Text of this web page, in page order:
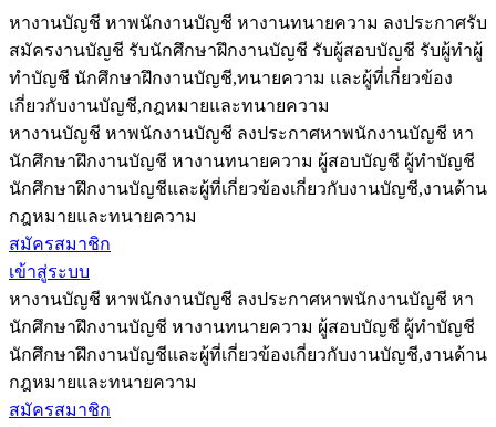
หางานบัญชี หาพนักงานบัญชี หางานทนายความ ลงประกาศรับ
สมัครงานบัญชี รับนักศึกษาฝึกงานบัญชี รับผู้สอบบัญชี รับผู้ทำผู้
ทำบัญชี นักศึกษาฝึกงานบัญชี,ทนายความ และผู้ที่เกี่ยวข้อง
เกี่ยวกับงานบัญชี,กฎหมายและทนายความ
หางานบัญชี หาพนักงานบัญชี ลงประกาศหาพนักงานบัญชี หา
นักศึกษาฝึกงานบัญชี หางานทนายความ ผู้สอบบัญชี ผู้ทำบัญชี
นักศึกษาฝึกงานบัญชีและผู้ที่เกี่ยวข้องเกี่ยวกับงานบัญชี,งานด้าน
กฎหมายและทนายความ
สมัครสมาชิก
เข้าสู่ระบบ
หางานบัญชี หาพนักงานบัญชี ลงประกาศหาพนักงานบัญชี หา
นักศึกษาฝึกงานบัญชี หางานทนายความ ผู้สอบบัญชี ผู้ทำบัญชี
นักศึกษาฝึกงานบัญชีและผู้ที่เกี่ยวข้องเกี่ยวกับงานบัญชี,งานด้าน
กฎหมายและทนายความ
สมัครสมาชิก